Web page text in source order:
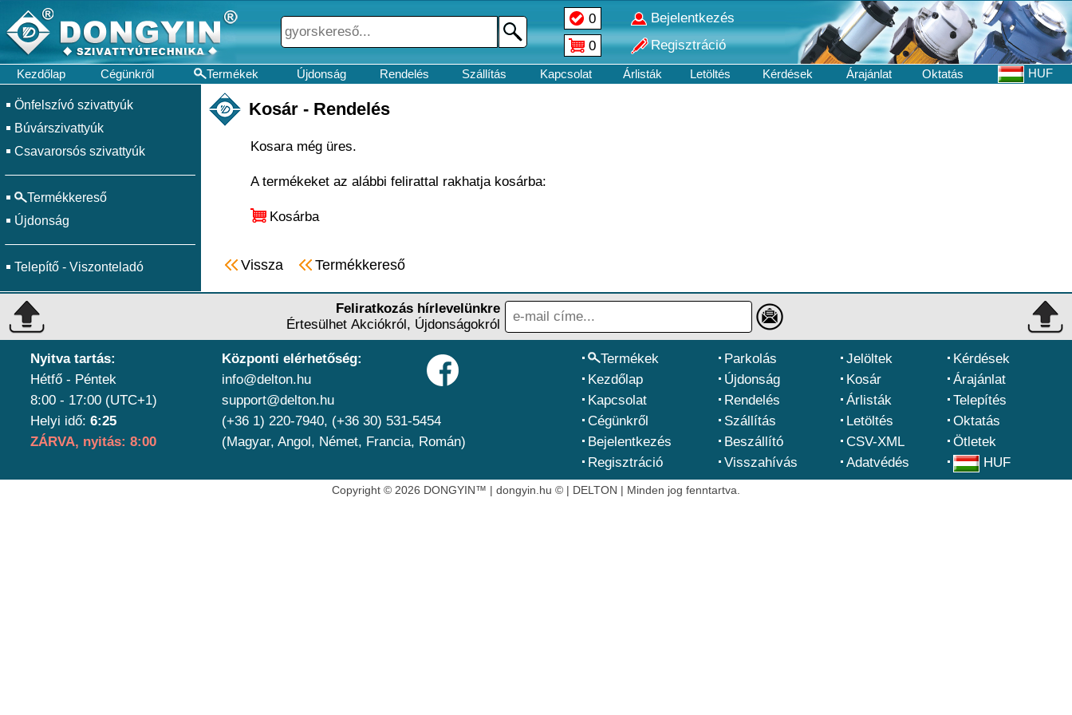
0
0
Bejelentkezés
Regisztráció
Kezdőlap Cégünkről Termékek Újdonság Rendelés Szállítás Kapcsolat Árlisták Letöltés Kérdések Árajánlat Oktatás HUF
Önfelszívó szivattyúk
Búvárszivattyúk
Csavarorsós szivattyúk
Termékkereső
Újdonság
Telepítő - Viszonteladó
Kosár - Rendelés
Kosara még üres.
A termékeket az alábbi felirattal rakhatja kosárba:
Kosárba
Vissza Termékkereső
Feliratkozás hírlevelünkre
Értesülhet Akciókról, Újdonságokról
Nyitva tartás:
Hétfő - Péntek
8:00 - 17:00 (UTC+1)
Helyi idő: 6:25
ZÁRVA, nyitás: 8:00
Központi elérhetőség:
info@delton.hu
support@delton.hu
(+36 1) 220-7940, (+36 30) 531-5454
(Magyar, Angol, Német, Francia, Román)
Termékek
Kezdőlap
Kapcsolat
Cégünkről
Bejelentkezés
Regisztráció
Parkolás
Újdonság
Rendelés
Szállítás
Beszállító
Visszahívás
Jelöltek
Kosár
Árlisták
Letöltés
CSV-XML
Adatvédés
Kérdések
Árajánlat
Telepítés
Oktatás
Ötletek
HUF
Copyright © 2026 DONGYIN™ | dongyin.hu © | DELTON | Minden jog fenntartva.